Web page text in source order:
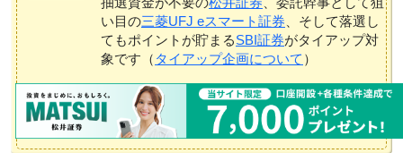
い目の三菱UFJ eスマート証券 、そして落選し
てもポイントが貯まるSBI証券がタイアップ対
象です（ タイアップ企画について ）